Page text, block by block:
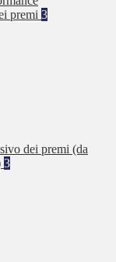
premi 3
dei premi (da
3